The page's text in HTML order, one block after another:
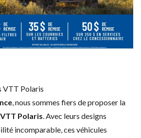
VTT Polaris
, nous sommes fiers de proposer la
VTT Polaris. Avec leurs designs
incomparable, ces véhicules